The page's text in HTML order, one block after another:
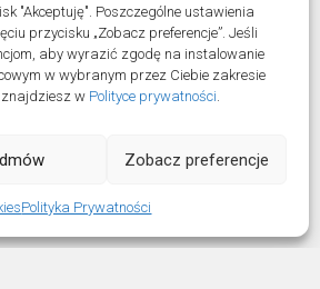
"Akceptuję". Poszczególne ustawienia
przycisku „Zobacz preferencje”. Jeśli
aby wyrazić zgodę na instalowanie
w wybranym przez Ciebie zakresie
znajdziesz w Polityce prywatności.
Zobacz preferencje
Polityka Prywatności